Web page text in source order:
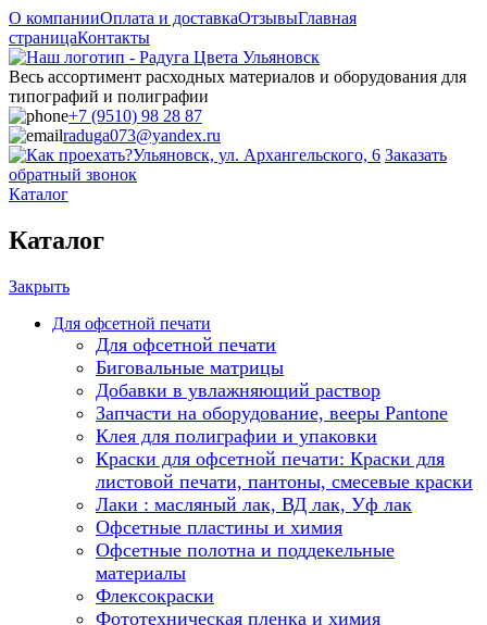
О компанииОплата и доставкаОтзывыГлавная
страницаКонтакты
Весь ассортимент расходных материалов и оборудования для
типографий и полиграфии
+7 (9510) 98 28 87
raduga073@yandex.ru
Ульяновск, ул. Архангельского, 6 Заказать
обратный звонок
Каталог
Каталог
Закрыть
Для офсетной печати
Для офсетной печати
Биговальные матрицы
Добавки в увлажняющий раствор
Запчасти на оборудование, вееры Pantone
Клея для полиграфии и упаковки
Краски для офсетной печати: Краски для
листовой печати, пантоны, смесевые краски
Лаки : масляный лак, ВД лак, Уф лак
Офсетные пластины и химия
Офсетные полотна и поддекельные
материалы
Флексокраски
Фототехническая пленка и химия